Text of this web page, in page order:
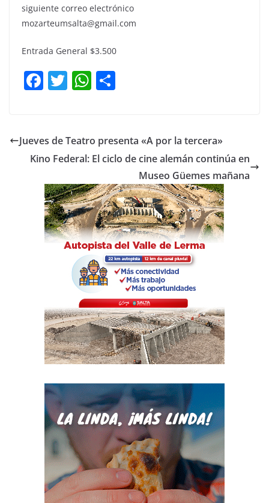
siguiente correo electrónico
mozarteumsalta@gmail.com
Entrada General $3.500
F
e
b
o
k
T
er
W
s
A
p
p
ar
Jueves de Teatro presenta «A por la tercera»
Kino Federal: El ciclo de cine alemán continúa en
Museo Güemes mañana